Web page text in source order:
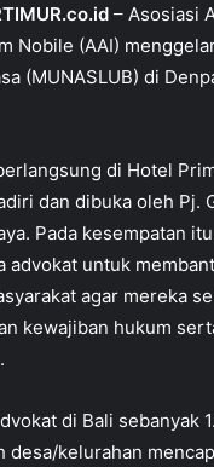
– Asosiasi
Nobile (AAI)
(MUNASLUB) di
di Hotel
dan dibuka oleh Pj.
Pada kesempatan
advokat untuk
agar mereka
kewajiban hukum
di Bali sebanyak
desa/kelurahan